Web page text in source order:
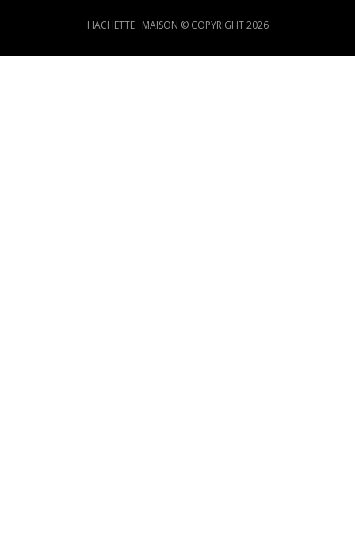
HACHETTE ∙ MAISON © COPYRIGHT 2026